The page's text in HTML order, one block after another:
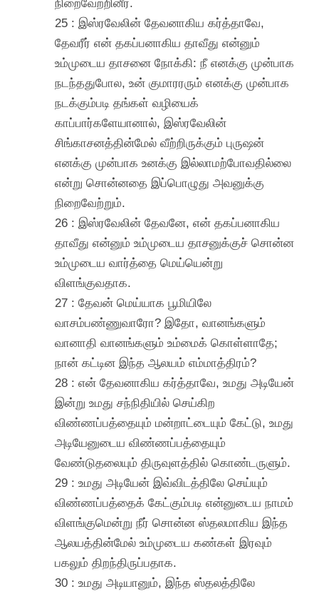
25 : இஸ்ரவேலின் தேவனாகிய கர்த்தாவே,
தேவரீர் என் தகப்பனாகிய தாவீது என்னும்
உம்முடைய தாசனை நோக்கி: நீ எனக்கு முன்பாக
நடந்ததுபோல, உன் குமாரரரும் எனக்கு முன்பாக
நடக்கும்படி தங்கள் வழியைக்
காப்பார்களேயானால், இஸ்ரவேலின்
சிங்காசனத்தின்மேல் வீற்றிருக்கும் புருஷன்
எனக்கு முன்பாக உனக்கு இல்லாமற்போவதில்லை
என்று சொன்னதை இப்பொழுது அவனுக்கு
நிறைவேற்றும்.
26 : இஸ்ரவேலின் தேவனே, என் தகப்பனாகிய
தாவீது என்னும் உம்முடைய தாசனுக்குச் சொன்ன
உம்முடைய வார்த்தை மெய்யென்று
விளங்குவதாக.
27 : தேவன் மெய்யாக பூமியிலே
வாசம்பண்ணுவாரோ? இதோ, வானங்களும்
வானாதி வானங்களும் உம்மைக் கொள்ளாதே;
நான் கட்டின இந்த ஆலயம் எம்மாத்திரம்?
28 : என் தேவனாகிய கர்த்தாவே, உமது அடியேன்
இன்று உமது சந்நிதியில் செய்கிற
விண்ணப்பத்தையும் மன்றாட்டையும் கேட்டு, உமது
அடியேனுடைய விண்ணப்பத்தையும்
வேண்டுதலையும் திருவுளத்தில் கொண்டருளும்.
29 : உமது அடியேன் இவ்விடத்திலே செய்யும்
விண்ணப்பத்தைக் கேட்கும்படி என்னுடைய நாமம்
விளங்குமென்று நீர் சொன்ன ஸ்தலமாகிய இந்த
ஆலயத்தின்மேல் உம்முடைய கண்கள் இரவும்
பகலும் திறந்திருப்பதாக.
30 : உமது அடியானும், இந்த ஸ்தலத்திலே